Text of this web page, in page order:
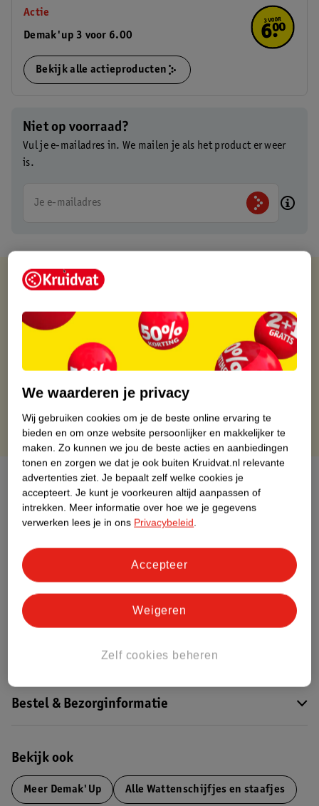
Actie
Demak'up 3 voor 6.00
Bekijk alle actieproducten
Niet op voorraad?
Vul je e-mailadres in. We mailen je als het product er weer
is.
Je e-mailadres
Kruidvat is altijd voordelig
Gratis ophalen in de winkel
Op werkdagen voor 22:00 uur besteld, volgende dag in huis
Gratis thuisbezorgd vanaf 50.00
Gratis retourneren binnen 30 dagen
Gratis punten met je Kruidvat kaart
Over dit product
Productinformatie
Etiketinformatie
Nature Impact Score
Dit product heeft (nog) geen Nature
Bestel & Bezorginformatie
Bekijk ook
Meer Demak'Up Alle Wattenschijfjes en staafjes
We waarderen je privacy
Wij gebruiken cookies om je de beste online ervaring te
bieden en om onze website persoonlijker en makkelijker te
maken. Zo kunnen we jou de beste acties en aanbiedingen
tonen en zorgen we dat je ook buiten Kruidvat.nl relevante
advertenties ziet. Je bepaalt zelf welke cookies je
accepteert. Je kunt je voorkeuren altijd aanpassen of
intrekken. Meer informatie over hoe we je gegevens
verwerken lees je in ons Privacybeleid.
Zelf cookies beheren
Weigeren
Accepteer